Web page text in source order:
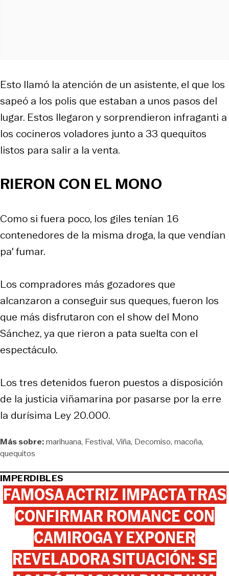
Esto llamó la atención de un asistente, el que los
sapeó a los polis que estaban a unos pasos del
lugar. Estos llegaron y sorprendieron infraganti a
los cocineros voladores junto a 33 quequitos
listos para salir a la venta.
RIERON CON EL MONO
Como si fuera poco, los giles tenían 16
contenedores de la misma droga, la que vendían
pa' fumar.
Los compradores más gozadores que
alcanzaron a conseguir sus queques, fueron los
que más disfrutaron con el show del Mono
Sánchez, ya que rieron a pata suelta con el
espectáculo.
Los tres detenidos fueron puestos a disposición
de la justicia viñamarina por pasarse por la erre
la durísima Ley 20.000.
Más sobre:marihuana Festival Viña Decomiso macoña
quequitos
IMPERDIBLES
FAMOSA ACTRIZ IMPACTA TRAS
CONFIRMAR ROMANCE CON
CAMIROGA Y EXPONER
REVELADORA SITUACIÓN: SE